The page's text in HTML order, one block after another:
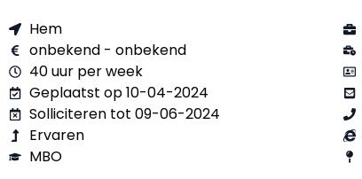
Hem
onbekend - onbekend
40 uur per week
Geplaatst op 10-04-2024
Solliciteren tot 09-06-2024
Ervaren
MBO